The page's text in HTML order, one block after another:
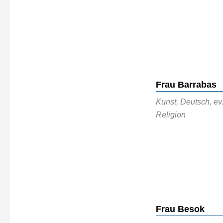
Frau Barrabas
Kunst, Deutsch,
Religion
Frau Besok